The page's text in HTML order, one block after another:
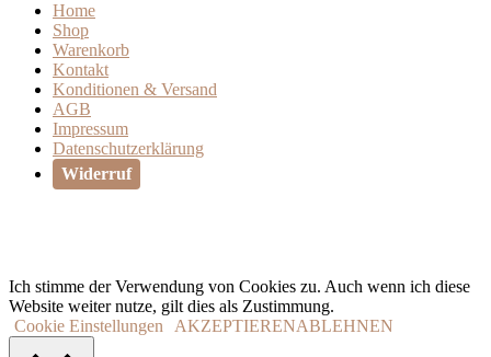
Home
Shop
Warenkorb
Kontakt
Konditionen & Versand
AGB
Impressum
Datenschutzerklärung
Widerruf
Ich stimme der Verwendung von Cookies zu. Auch wenn ich diese
Website weiter nutze, gilt dies als Zustimmung.
Cookie Einstellungen
AKZEPTIERENABLEHNEN